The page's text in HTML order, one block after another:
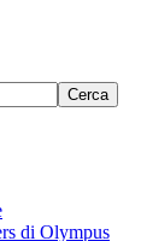
Cerca
di Olympus